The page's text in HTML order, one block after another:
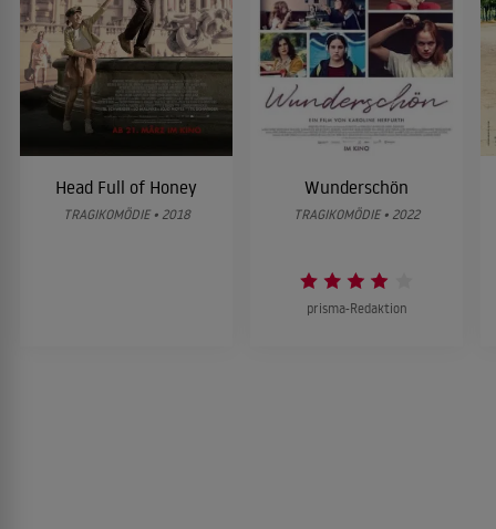
Head Full of Honey
TRAGIKOMÖDIE • 2018
Wunderschön
TRAGIKOMÖDIE • 2022
prisma-Redaktion